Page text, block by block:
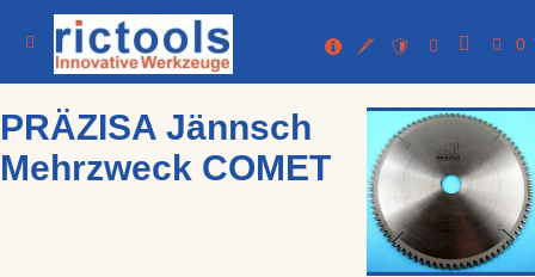
0
PRÄZISA Jännsch
Mehrzweck COMET